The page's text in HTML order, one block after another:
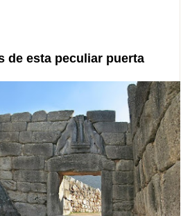
de esta peculiar puerta